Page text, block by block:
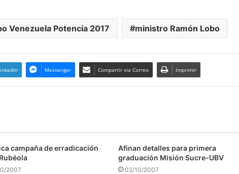
Venezuela Potencia 2017 ministro Ramón Lobo
Messenger Compartir via Correo Imprimir
campaña de erradicación
2007
Afinan detalles para primera
graduación Misión Sucre-UBV
02/10/2007